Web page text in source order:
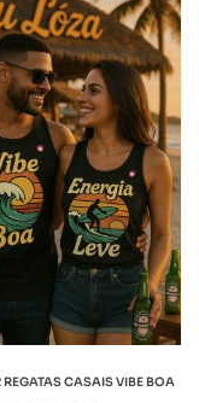
REGATAS CASAIS VIBE BOA